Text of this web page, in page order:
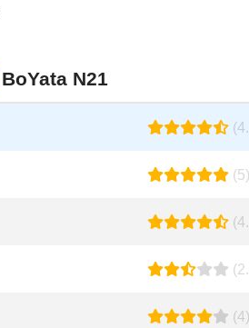
BoYata N21
(5)
(4)